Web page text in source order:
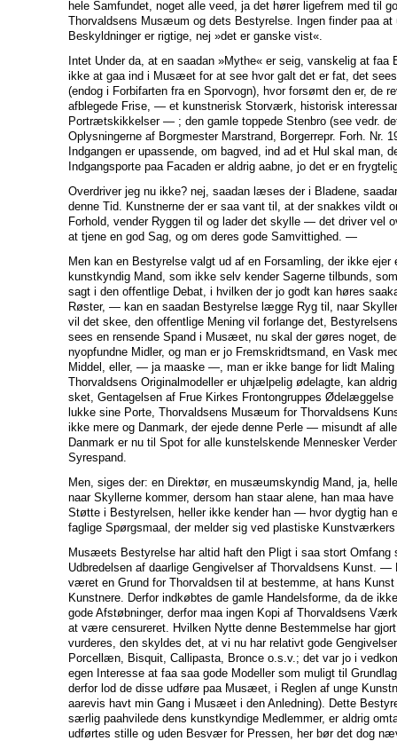
hele Samfundet, noget alle veed, ja det hører ligefrem med til
Thorvaldsens Musæum og dets Bestyrelse. Ingen finder paa at
Beskyldninger er rigtige, nej »det er ganske vist«.
Intet Under da, at en saadan »Mythe« er seig, vanskelig at faa
ikke at gaa ind i Musæet for at see hvor galt det er fat, det
(endog i Forbifarten fra en Sporvogn), hvor forsømt den er, de
afblegede Frise, — et kunstnerisk Storværk, historisk
Portrætskikkelser — ; den gamle toppede Stenbro (see vedr.
Oplysningerne af Borgmester Marstrand, Borgerrepr. Forh. Nr.
Indgangen er upassende, om bagved, ind ad et Hul skal man,
Indgangsporte paa Facaden er aldrig aabne, jo det er en
Overdriver jeg nu ikke? nej, saadan læses der i Bladene,
denne Tid. Kunstnerne der er saa vant til, at der snakkes vildt
Forhold, vender Ryggen til og lader det skylle — det driver vel
at tjene en god Sag, og om deres gode Samvittighed. —
Men kan en Bestyrelse valgt ud af en Forsamling, der ikke ejer
kunstkyndig Mand, som ikke selv kender Sagerne tilbunds,
sagt i den offentlige Debat, i hvilken der jo godt kan høres
Røster, — kan en saadan Bestyrelse lægge Ryg til, naar
vil det skee, den offentlige Mening vil forlange det,
sees en rensende Spand i Musæet, nu skal der gøres noget,
nyopfundne Midler, og man er jo Fremskridtsmand, en Vask
Middel, eller, — ja maaske —, man er ikke bange for lidt Maling
Thorvaldsens Originalmodeller er uhjælpelig ødelagte, kan
sket, Gentagelsen af Frue Kirkes Frontongruppes
lukke sine Porte, Thorvaldsens Musæum for Thorvaldsens
ikke mere og Danmark, der ejede denne Perle — misundt af
Danmark er nu til Spot for alle kunstelskende Mennesker
Syrespand.
Men, siges der: en Direktør, en musæumskyndig Mand, ja,
naar Skyllerne kommer, dersom han staar alene, han maa
Støtte i Bestyrelsen, heller ikke kender han — hvor dygtig
faglige Spørgsmaal, der melder sig ved plastiske
Musæets Bestyrelse har altid haft den Pligt i saa stort Omfang
Udbredelsen af daarlige Gengivelser af Thorvaldsens Kunst. —
været en Grund for Thorvaldsen til at bestemme, at hans
Kunstnere. Derfor indkøbtes de gamle Handelsforme, da de
gode Afstøbninger, derfor maa ingen Kopi af Thorvaldsens
at være censureret. Hvilken Nytte denne Bestemmelse har
vurderes, den skyldes det, at vi nu har relativt gode
Porcellæn, Bisquit, Callipasta, Bronce o.s.v.; det var jo i
egen Interesse at faa saa gode Modeller som muligt til
derfor lod de disse udføre paa Musæet, i Reglen af unge
aarevis havt min Gang i Musæet i den Anledning). Dette
særlig paahvilede dens kunstkyndige Medlemmer, er aldrig
udførtes stille og uden Besvær for Pressen, her bør det dog